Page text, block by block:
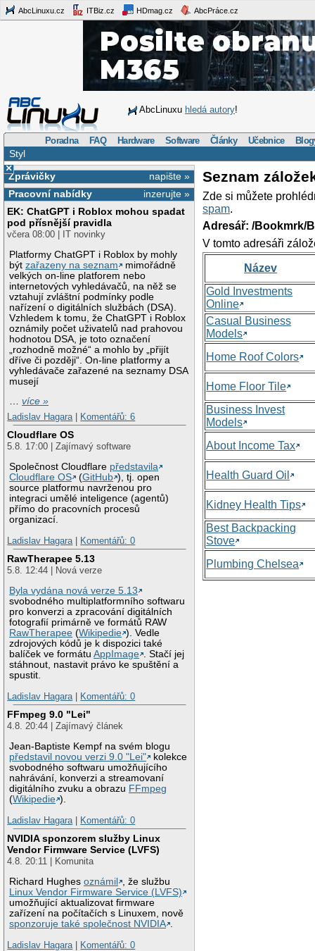
AbcLinuxu.cz ITBiz.cz HDmag.cz AbcPráce.cz
AbcLinuxu hledá autory!
Poradna FAQ Hardware Software Články Učebnice
Styl
×
napište »
Zprávičky
inzerujte »
Pracovní nabídky
EK: ChatGPT i Roblox mohou spadat
pod přísnější pravidla
včera 08:00 | IT novinky
Platformy ChatGPT i Roblox by mohly
býtzařazeny na seznam
mimořádně
velkých on-line platforem nebo
internetových vyhledávačů, na něž se
vztahují zvláštní podmínky podle
nařízení o digitálních službách (DSA).
Vzhledem k tomu, že ChatGPT i Roblox
oznámily počet uživatelů nad prahovou
hodnotou DSA, je toto označení
„rozhodně možné“ a mohlo by „přijít
dříve či později“. On-line platformy a
vyhledávače zařazené na seznamy DSA
musejí
…více »
Ladislav Hagara
Komentářů: 6
Cloudflare OS
5.8. 17:00 | Zajímavý software
Společnost Cloudflare představila
Cloudflare OS
(GitHub ), tj. open
source platformu navrženou pro
integraci umělé inteligence (agentů)
přímo do pracovních procesů
organizací.
Ladislav Hagara
Komentářů: 0
RawTherapee 5.13
5.8. 12:44 | Nová verze
Byla vydána nová verze 5.13
svobodného multiplatformního softwaru
pro konverzi a zpracování digitálních
fotografií primárně ve formátů RAW
RawTherapee (Wikipedie ). Vedle
zdrojových kódů je k dispozici také
balíček ve formátuAppImage . Stačí jej
stáhnout, nastavit právo ke spuštění a
spustit.
Ladislav Hagara
Komentářů: 0
FFmpeg 9.0 "Lei"
4.8. 20:44 | Zajímavý článek
Jean-Baptiste Kempf na svém blogu
představil novou verzi 9.0 "Lei"
kolekce
svobodného softwaru umožňujícího
nahrávání, konverzi a streamovaní
digitálního zvuku a obrazu FFmpeg
(Wikipedie ).
Ladislav Hagara
Komentářů: 0
NVIDIA sponzorem služby Linux
Vendor Firmware Service (LVFS)
4.8. 20:11 | Komunita
Richard Hughesoznámil
, že službu
Linux Vendor Firmware Service (LVFS)
umožňující aktualizovat firmware
zařízení na počítačích s Linuxem, nově
sponzoruje také společnost NVIDIA .
Ladislav Hagara | Komentářů: 0
Seznam
Zde si můžete
spam.
Adresář: /Bookmrk/
V tomto adresáři
Název
Gold Investments
Online
Casual Business
Models
Home Roof Colors
Home Floor Tile
Business Invest
Models
About Income Tax
Health Guard Oil
Kidney Health Tips
Best Backpacking
Stove
Plumbing Chelsea